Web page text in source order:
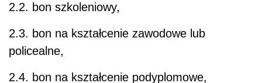
2.2. bon szkoleniowy,
2.3. bon na kształcenie zawodowe lub
policealne,
2.4. bon na kształcenie podyplomowe,